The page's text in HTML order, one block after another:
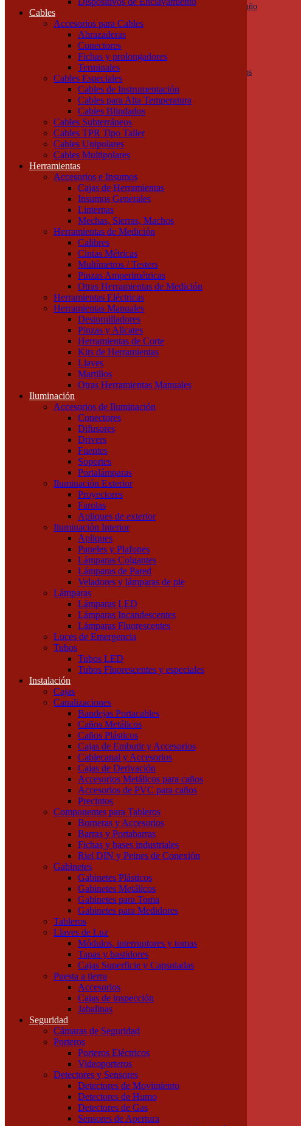
Cables
Accesorios para Cables
Abrazaderas
Conectores
Fichas y prolongadores
Terminales
Cables Especiales
Cables de Instrumentación
Cables para Alta Temperatura
Cables Blindados
Cables Subterráneos
Cables TPR Tipo Taller
Cables Unipolares
Cables Multipolares
Herramientas
Accesorios e Insumos
Cajas de Herramientas
Insumos Generales
Linternas
Mechas, Sierras, Machos
Herramientas de Medición
Calibres
Cintas Métricas
Multímetros / Testers
Pinzas Amperimétricas
Otras Herramientas de Medición
Herramientas Eléctricas
Herramientas Manuales
Destornilladores
Pinzas y Alicates
Herramientas de Corte
Kits de Herramientas
Llaves
Martillos
Otras Herramientas Manuales
Iluminación
Accesorios de Iluminación
Conectores
Difusores
Drivers
Fuentes
Soportes
Portalámparas
Iluminación Exterior
Proyectores
Farolas
Apliques de exterior
Iluminación Interior
Apliques
Paneles y Plafones
Lámparas Colgantes
Lámparas de Pared
Veladores y lámparas de pie
Lámparas
Lámparas LED
Lámparas Incandescentes
Lámparas Fluorescentes
Luces de Emergencia
Tubos
Tubos LED
Tubos Fluorescentes y especiales
Instalación
Cajas
Canalizaciones
Bandejas Portacables
Caños Metálicos
Caños Plásticos
Cajas de Embutir y Accesorios
Cablecanal y Accesorios
Cajas de Derivación
Accesorios Metálicos para caños
Accesorios de PVC para caños
Precintos
Componentes para Tableros
Borneras y Accesorios
Barras y Portabarras
Fichas y bases industriales
Riel DIN y Peines de Conexión
Gabinetes
Gabinetes Plásticos
Gabinetes Metálicos
Gabinetes para Toma
Gabinetes para Medidores
Tableros
Llaves de Luz
Módulos, interruptores y tomas
Tapas y bastidores
Cajas Superficie y Capsuladas
Puesta a tierra
Accesorios
Cajas de inspección
Jabalinas
Seguridad
Cámaras de Seguridad
Porteros
Porteros Eléctricos
Videoporteros
Detectores y Sensores
Detectores de Movimiento
Detectores de Humo
Detectores de Gas
Sensores de Apertura
Botoneras, pulsadores y golpes de puño
Ojos de Buey
Selectoras
Dispositivos de Protección
Fusibles y descargadores atmosféricos
Termomagnéticas y diferenciales
Contactores
Guardamotores
Relés térmicos
Interruptores y seccionadores
Accesorios y Componentes
Borneras y Accesorios
Rieles y Soportes
Cables
Accesorios para Cables
Abrazaderas
Fichas y prolongadores
Terminales
Cables Especiales
Cables de Instrumentación
Cables para Alta Temperatura
Cables Blindados
Cables Subterráneos
Cables TPR Tipo Taller
Cables Unipolares
Cables Multipolares
Herramientas
Accesorios e Insumos
Cajas de Herramientas
Mechas, Sierras, Machos
Herramientas de Medición
Calibres
Herramientas Eléctricas
Herramientas Manuales
Destornilladores
Pinzas y Alicates
Kits de Herramientas
Llaves
Otras Herramientas Manuales
Iluminación
Accesorios de Iluminación
Conectores
Drivers
Fuentes
Soportes
Portalámparas
Proyectores
Farolas
Paneles y Plafones
Lámparas Colgantes
Lámparas de Pared
Veladores y lámparas de pie
Lámparas
Lámparas LED
Lámparas Incandescentes
Lámparas Fluorescentes
Luces de Emergencia
Tubos
Tubos LED
Tubos Fluorescentes y especiales
Instalación
Cajas
Canalizaciones
Bandejas Portacables
Caños Metálicos
Caños Plásticos
Cajas de Embutir y Accesorios
Accesorios Metálicos para caños
Accesorios de PVC para caños
Precintos
Componentes para Tableros
Borneras y Accesorios
Barras y Portabarras
Gabinetes
Gabinetes Plásticos
Gabinetes Metálicos
Gabinetes para Toma
Gabinetes para Medidores
Tableros
Llaves de Luz
Módulos, interruptores y tomas
Tapas y bastidores